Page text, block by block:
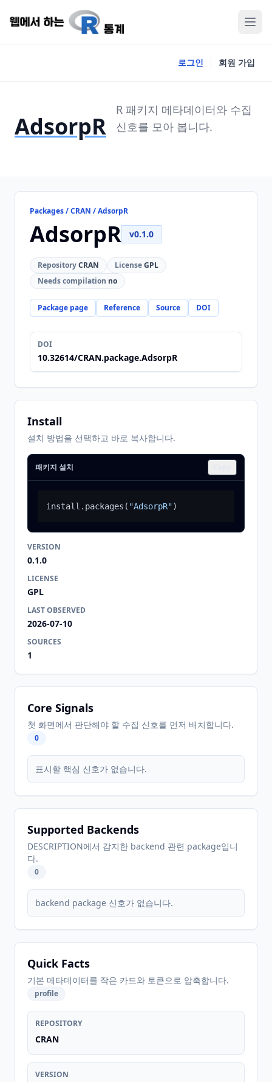
로그인 회원 가입
AdsorpR
R 패키지 메타데이터와 수집
신호를 모아 봅니다.
Packages / CRAN / AdsorpR
AdsorpR v0.1.0
RepositoryCRAN LicenseGPL
Needs compilation no
Package page Reference Source DOI
DOI
10.32614/CRAN.package.AdsorpR
Install
설치 방법을 선택하고 바로 복사합니다.
패키지 설치
install.packages ( "AdsorpR")
VERSION
0.1.0
LICENSE
GPL
LAST OBSERVED
2026-07-10
SOURCES
1
Core Signals
첫 화면에서 판단해야 할 수집 신호를 먼저 배치합니다.
0
표시할 핵심 신호가 없습니다.
Supported Backends
DESCRIPTION에서 감지한 backend 관련 package입니
다.
0
backend package 신호가 없습니다.
Quick Facts
기본 메타데이터를 작은 카드와 토큰으로 압축합니다.
profile
REPOSITORY
CRAN
VERSION